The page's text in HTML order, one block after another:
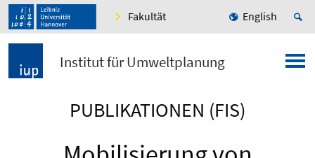
Fakultät English
Institut für Umweltplanung
PUBLIKATIONEN (FIS)